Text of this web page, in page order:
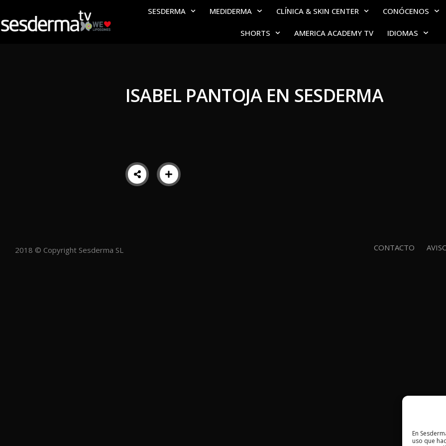
En
uso que
SESDERMA MEDIDERMA CLÍNICA & SKIN CENTER CONÓCENOS
SHORTS AMERICA ACADEMY TV IDIOMAS
ISABEL PANTOJA EN SESDERMA
2018 © Copyright Sesderma SL CONTACTO